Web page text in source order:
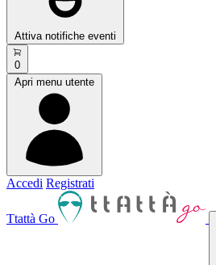
Attiva notifiche eventi
0
Apri menu utente
Accedi Registrati
Ttattà Go